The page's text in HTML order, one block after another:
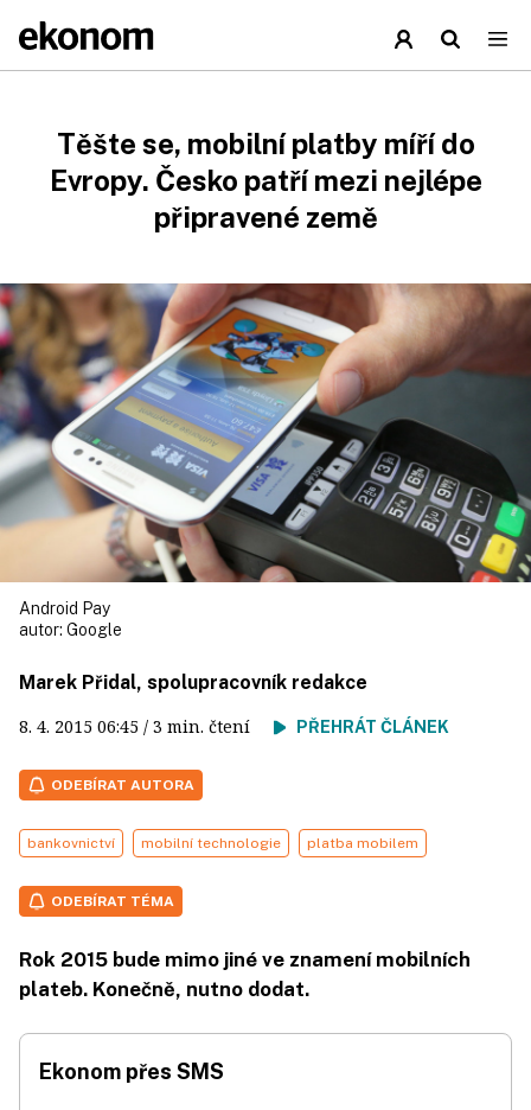
Těšte se, mobilní platby míří do
Evropy. Česko patří mezi nejlépe
připravené země
Android Pay
autor: Google
Marek Přidal, spolupracovník redakce
8. 4. 2015 06:45 / 3 min. čtení PŘEHRÁT ČLÁNEK
ODEBÍRAT AUTORA
bankovnictví mobilní technologie platba mobilem
ODEBÍRAT TÉMA
Rok 2015 bude mimo jiné ve znamení mobilních
plateb. Konečně, nutno dodat.
Ekonom přes SMS